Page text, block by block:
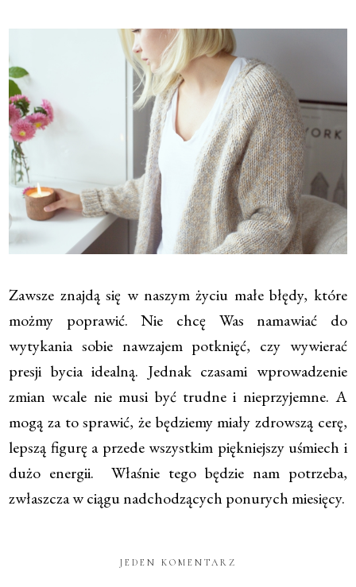
Zawsze znajdą się w naszym życiu małe błędy, które
możmy poprawić. Nie chcę Was namawiać do
wytykania sobie nawzajem potknięć, czy wywierać
presji bycia idealną. Jednak czasami wprowadzenie
zmian wcale nie musi być trudne i nieprzyjemne. A
mogą za to sprawić, że będziemy miały zdrowszą cerę,
lepszą figurę a przede wszystkim piękniejszy uśmiech i
dużo energii. Właśnie tego będzie nam potrzeba,
zwłaszcza w ciągu nadchodzących ponurych miesięcy.
JEDEN KOMENTARZ